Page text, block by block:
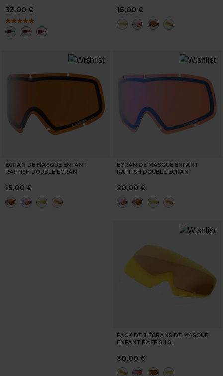
33,00 € 15,00 €
ÉCRAN DE MASQUE ENFANT
RAFFISH DOUBLE ÉCRAN
15,00 €
ÉCRAN DE MASQUE ENFANT
RAFFISH DOUBLE ÉCRAN
20,00 €
PACK DE 3 ÉCRANS DE MASQUE
ENFANT RAFFISH SL
30,00 €